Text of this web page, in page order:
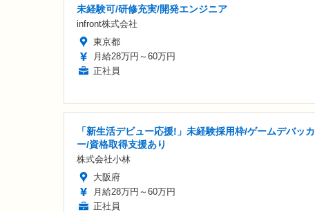
未経験可/研修充実/開発エンジニア
infront株式会社
東京都
月給28万円～60万円
正社員
「新生活デビュー応援!」未経験採用枠/ゲームデバッカ
ー/資格取得支援あり
株式会社小林
大阪府
月給28万円～60万円
正社員